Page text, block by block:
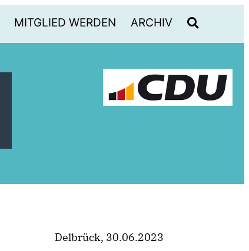
MITGLIED WERDEN ARCHIV
Delbrück, 30.06.2023